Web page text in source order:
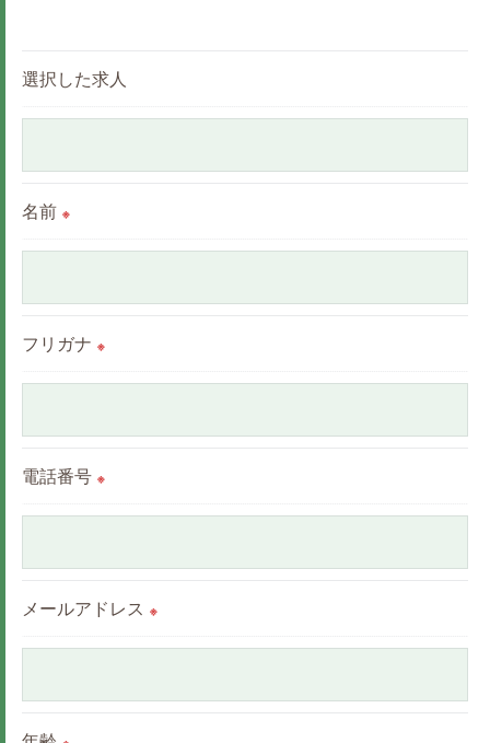
られた場合を除き、
予めご了承ください。
選択した求人
名前 ※
フリガナ ※
電話番号 ※
メールアドレス ※